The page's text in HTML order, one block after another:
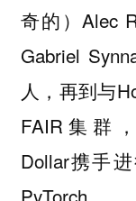
奇的）Alec
Gabriel
人，再到与
FAIR集群
Dollar携手